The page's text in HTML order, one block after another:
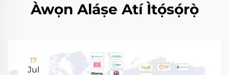
Àwọn Aláṣe Atí Ìtọ́sọ́rọ̀
17
Jul